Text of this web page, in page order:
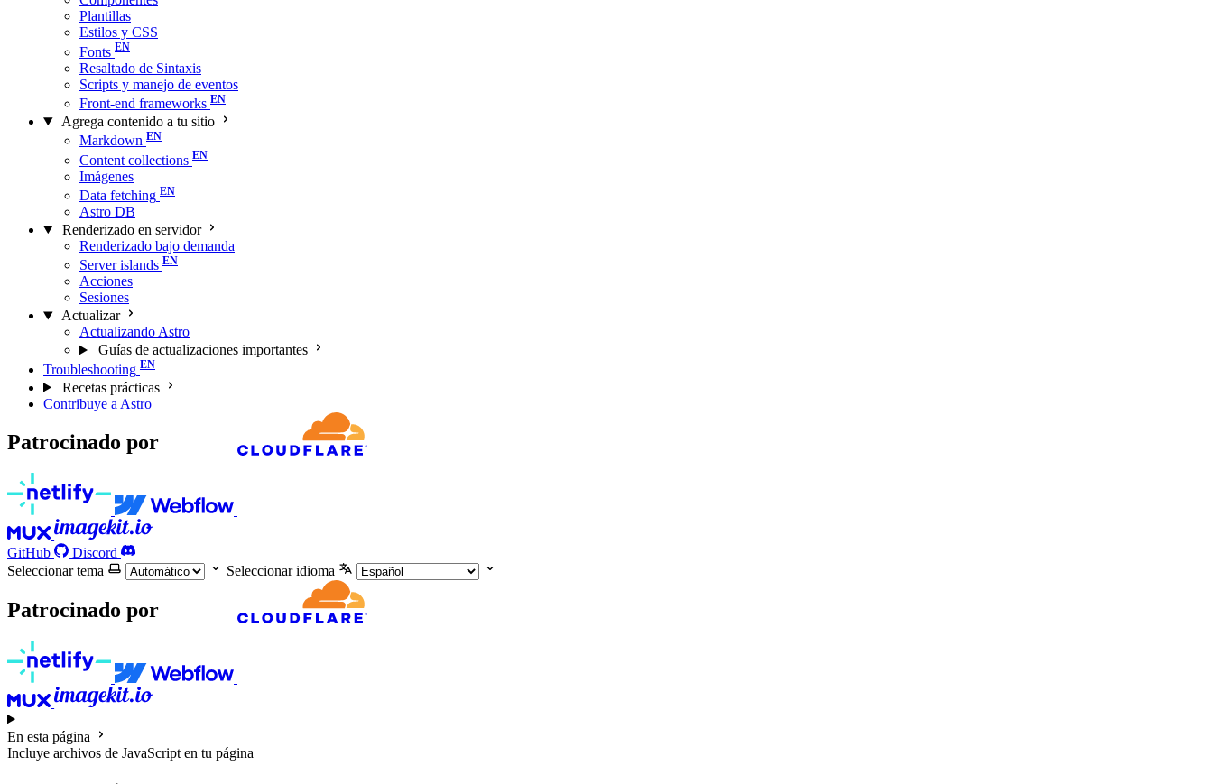
Plantillas
Estilos y CSS
Fonts
Resaltado de Sintaxis
Scripts y manejo de eventos
Front-end frameworks
Agrega contenido a tu sitio
Markdown
Content collections
Imágenes
Data fetching
Astro DB
Renderizado en servidor
Renderizado bajo demanda
Server islands
Acciones
Sesiones
Actualizar
Actualizando Astro
Guías de actualizaciones importantes
Troubleshooting
Recetas prácticas
Contribuye a Astro
Patrocinado por
GitHub
Discord
Seleccionar tema
Seleccionar idioma
Patrocinado por
En esta página
Incluye archivos de JavaScript en tu página